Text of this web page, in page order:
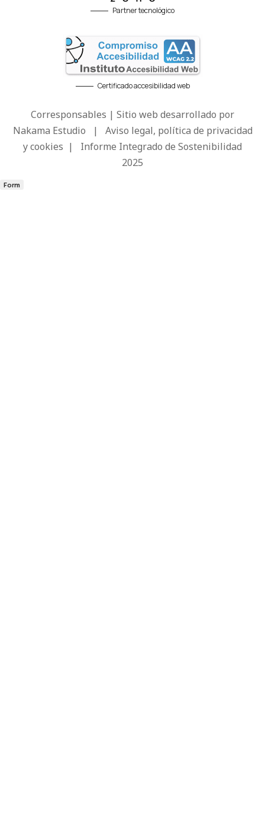
Partner tecnológico
Certificado accesibilidad web
Corresponsables | Sitio web desarrollado por
Nakama Estudio | Aviso legal, política de privacidad
y cookies | Informe Integrado de Sostenibilidad
2025
Form